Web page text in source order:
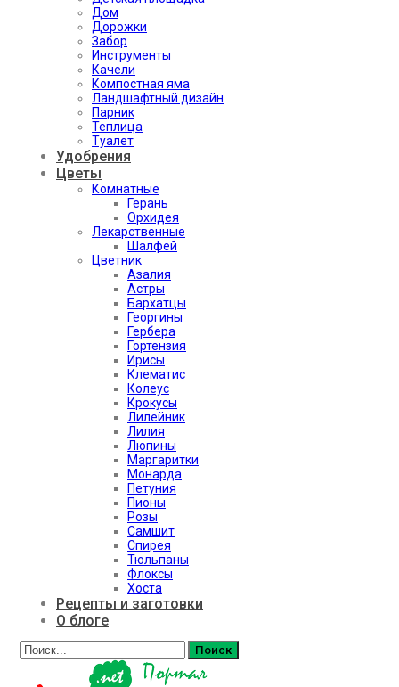
Дом
Дорожки
Забор
Инструменты
Качели
Компостная яма
Ландшафтный дизайн
Парник
Теплица
Туалет
Удобрения
Цветы
Комнатные
Герань
Орхидея
Лекарственные
Шалфей
Цветник
Азалия
Астры
Бархатцы
Георгины
Гербера
Гортензия
Ирисы
Клематис
Колеус
Крокусы
Лилейник
Лилия
Люпины
Маргаритки
Монарда
Петуния
Пионы
Розы
Самшит
Спирея
Тюльпаны
Флоксы
Хоста
Рецепты и заготовки
О блоге